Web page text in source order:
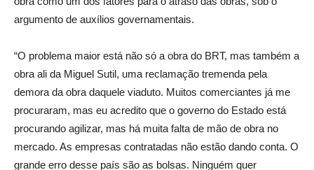
argumento de auxílios governamentais.
“O problema maior está não só a obra do BRT, mas também a
obra ali da Miguel Sutil, uma reclamação tremenda pela
demora da obra daquele viaduto. Muitos comerciantes já me
procuraram, mas eu acredito que o governo do Estado está
procurando agilizar, mas há muita falta de mão de obra no
mercado. As empresas contratadas não estão dando conta. O
grande erro desse país são as bolsas. Ninguém quer